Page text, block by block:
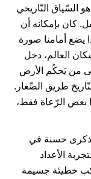
المَعمور" (لوقا 2، 1). هذا هو السّياق التّاريخي
كان بإمكانه أن
يضع أمامنا صورة
العالم، دخل
من يَحكُم الأرض
طريق الصِّغار.
بعض الرّعاة فقط،
ذكرى حسنة في
الأعداد
خطيئة جسيمة